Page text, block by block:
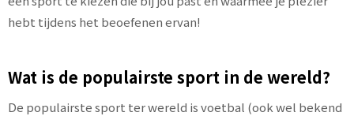
hebt tijdens het beoefenen ervan!
Wat is de populairste sport in de wereld?
De populairste sport ter wereld is voetbal (ook wel bekend